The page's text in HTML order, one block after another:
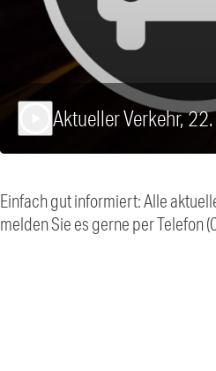
Aktueller Verkehr,
Einfach gut informiert: Alle
melden Sie es gerne per Telefon